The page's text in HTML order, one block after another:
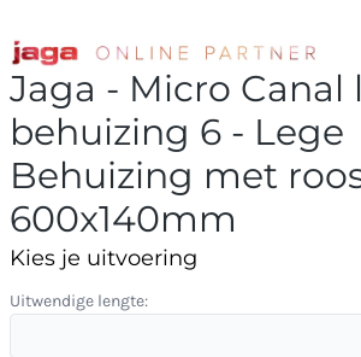
Jaga - Micro Canal
behuizing 6 - Lege
Behuizing met
600x140mm
Kies je uitvoering
Uitwendige lengte: